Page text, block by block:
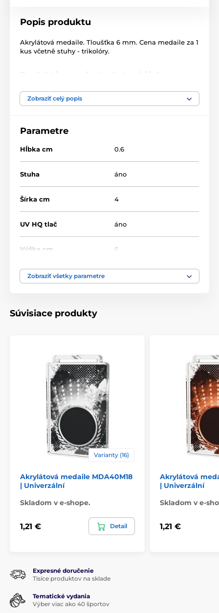
Popis produktu
Akrylátová medaile. Tloušťka 6 mm. Cena medaile za 1
kus včetně stuhy - trikolóry.
Produkt je zaradený v kategóriách
Hokej Medaile Akrylátové medaily
Zobraziť celý popis
Parametre
Hĺbka cm 0.6
Stuha áno
Šírka cm 4
UV HQ tlač áno
Výška cm 6
Motív
Zobraziť všetky parametre
Súvisiace produkty
Varianty (16)
Akrylátová medaile MDA40M18
| Univerzální
Skladom v e-shope.
1,21 € Detail
Akrylátová
| Univerzální
Skladom v e-
1,21 €
Expresné doručenie
Tisíce produktov na sklade
Tematické vydania
Výber viac ako 40 športov